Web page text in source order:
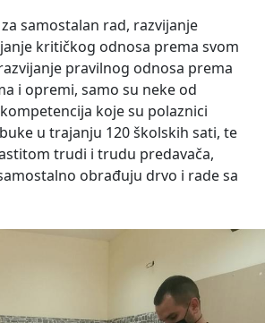
samostalan rad, razvijanje
kritičkog odnosa prema svom
pravilnog odnosa prema
i opremi, samo su neke od
koje su polaznici
u trajanju 120 školskih sati, te
trudi i trudu predavača,
obrađuju drvo i rade sa